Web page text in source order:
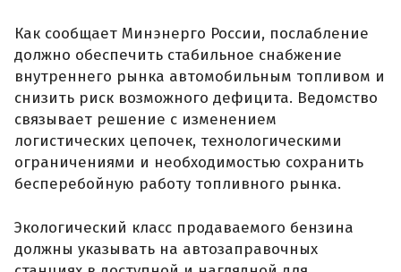
Как сообщает Минэнерго России, послабление
должно обеспечить стабильное снабжение
внутреннего рынка автомобильным топливом и
снизить риск возможного дефицита. Ведомство
связывает решение с изменением
логистических цепочек, технологическими
ограничениями и необходимостью сохранить
бесперебойную работу топливного рынка.
Экологический класс продаваемого бензина
должны указывать на автозаправочных